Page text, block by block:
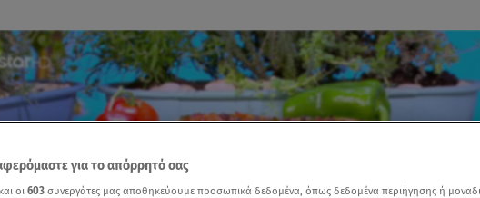
για το απόρρητό σας
οι 603 συνεργάτες μας αποθηκεύουμε προσωπικά δεδομένα, όπως δεδομένα περιήγησης ή